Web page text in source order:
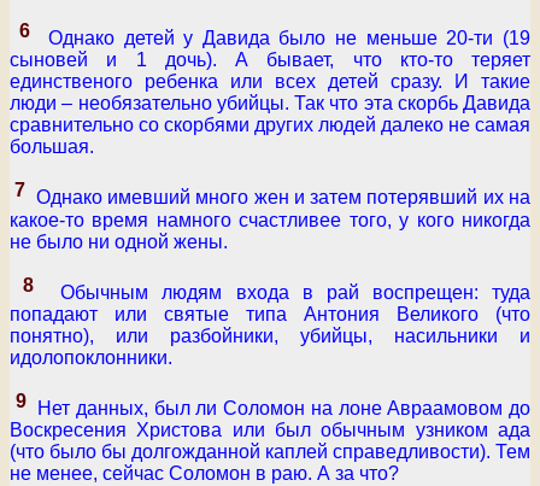
6
Однако детей у Давида было не меньше 20-ти (19
сыновей и 1 дочь). А бывает, что кто-то теряет
единственого ребенка или всех детей сразу. И такие
люди – необязательно убийцы. Так что эта скорбь Давида
сравнительно со скорбями других людей далеко не самая
большая.
7 Однако имевший много жен и затем потерявший их на
какое-то время намного счастливее того, у кого никогда
не было ни одной жены.
8
Обычным людям входа в рай воспрещен: туда
попадают или святые типа Антония Великого (что
понятно), или разбойники, убийцы, насильники и
идолопоклонники.
9
Нет данных, был ли Соломон на лоне Авраамовом до
Воскресения Христова или был обычным узником ада
(что было бы долгожданной каплей справедливости). Тем
не менее, сейчас Соломон в раю. А за что?